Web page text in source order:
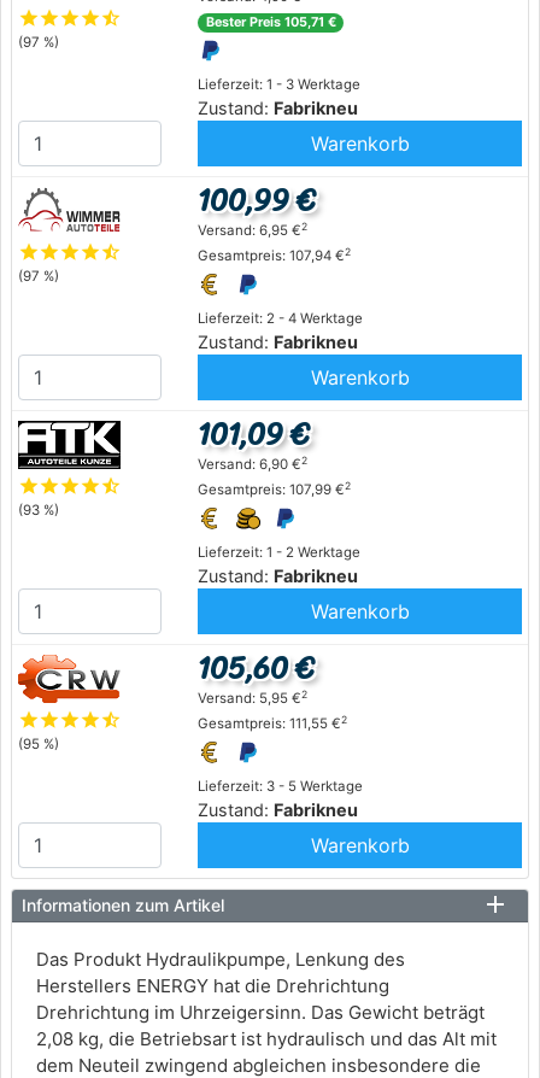
starstarstarstarstar_half
(97 %)
Lieferzeit: 1 - 3 Werktage
Zustand: Fabrikneu
Bester Preis 105,71 €
Warenkorb
starstarstarstarstar_half
(97 %)
Lieferzeit: 2 - 4 Werktage
Zustand: Fabrikneu
100,99 €
Versand: 6,95 €2
Gesamtpreis: 107,94 €2
Warenkorb
starstarstarstarstar_half
(93 %)
Lieferzeit: 1 - 2 Werktage
Zustand: Fabrikneu
101,09 €
Versand: 6,90 €2
Gesamtpreis: 107,99 €2
Warenkorb
starstarstarstarstar_half
(95 %)
Lieferzeit: 3 - 5 Werktage
Zustand: Fabrikneu
105,60 €
Versand: 5,95 €2
Gesamtpreis: 111,55 €2
Warenkorb
Informationen zum Artikel
Das Produkt Hydraulikpumpe, Lenkung des
Herstellers ENERGY hat die Drehrichtung
Drehrichtung im Uhrzeigersinn. Das Gewicht beträgt
2,08 kg, die Betriebsart ist hydraulisch und das Alt mit
dem Neuteil zwingend abgleichen insbesondere die